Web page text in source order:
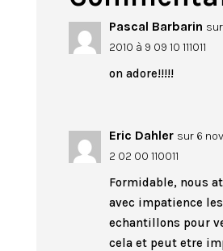
Pascal Barbarin
2010 à 9 09 10 111011
on adore!!!!!
Eric Dahler sur 6
2 02 00 110011
Formidable, nous
avec impatience les
echantillons pour
cela et peut etre